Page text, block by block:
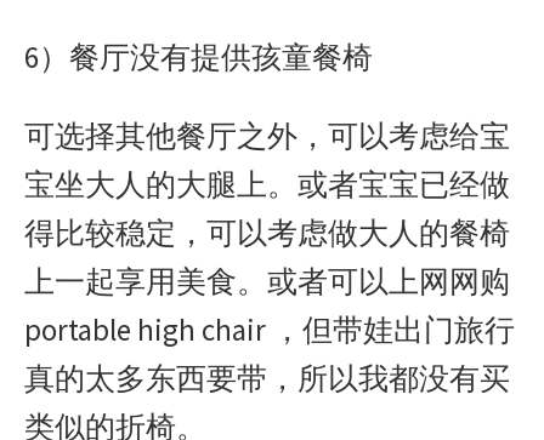
6）餐厅没有提供孩童餐椅
可选择其他餐厅之外，可以考虑给宝
宝坐大人的大腿上。或者宝宝已经做
得比较稳定，可以考虑做大人的餐椅
上一起享用美食。或者可以上网网购
portable high chair ，但带娃出门旅行
真的太多东西要带，所以我都没有买
类似的折椅。